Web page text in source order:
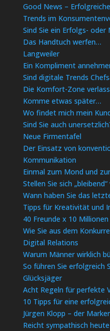
Good News –
Trends im
Sind Sie ein Erfolgs- oder
Das Handtuch werfen…
Langweiler
Ein Kompliment
Sind digitale Trends
Die Komfort-Zone
Komme etwas später…
Wo findet mich mein
Sind Sie auch
Neue Firmentafel
Der Einsatz von
Kommunikation
Einmal zum Mond und
Stellen Sie sich
Wann haben Sie das
Tipps für Kreativität und
40 Freunde x 10 Millionen
Wie Sie aus dem
Digital Relations
Warum Männer wirklich
So führen Sie erfolgreich
Glücksjäger
Acht Regeln für perfekte
10 Tipps für eine
Jürgen Klopp – der
Reicht sympathisch